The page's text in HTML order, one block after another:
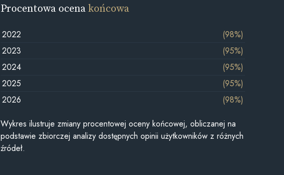
Procentowa ocenakońcowa
2022
(98%)
2023
(95%)
2024
(95%)
2025
(95%)
2026
(98%)
Wykres ilustruje zmiany procentowej oceny końcowej, obliczanej na
podstawie zbiorczej analizy dostępnych opinii użytkowników z różnych
źródeł.